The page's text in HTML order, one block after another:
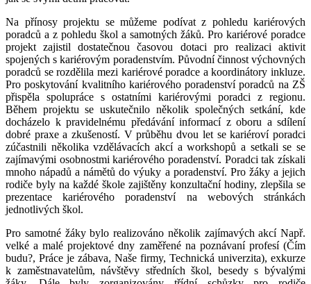
Na přínosy projektu se můžeme podívat z pohledu kariérových
poradců a z pohledu škol a samotných žáků. Pro kariérové poradce
projekt zajistil dostatečnou časovou dotaci pro realizaci aktivit
spojených s kariérovým poradenstvím. Původní činnost výchovných
poradců se rozdělila mezi kariérové poradce a koordinátory inkluze.
Pro poskytování kvalitního kariérového poradenství poradců na ZŠ
přispěla spolupráce s ostatními kariérovými poradci z regionu.
Během projektu se uskutečnilo několik společných setkání, kde
docházelo k pravidelnému předávání informací z oboru a sdílení
dobré praxe a zkušeností. V průběhu dvou let se kariéroví poradci
zúčastnili několika vzdělávacích akcí a workshopů a setkali se se
zajímavými osobnostmi kariérového poradenství. Poradci tak získali
mnoho nápadů a námětů do výuky a poradenství. Pro žáky a jejich
rodiče byly na každé škole zajištěny konzultační hodiny, zlepšila se
prezentace kariérového poradenství na webových stránkách
jednotlivých škol.
Pro samotné žáky bylo realizováno několik zajímavých akcí Např.
velké a malé projektové dny zaměřené na poznávaní profesí (Čím
budu?, Práce je zábava, Naše firmy, Technická univerzita), exkurze
k zaměstnavatelům, návštěvy středních škol, besedy s bývalými